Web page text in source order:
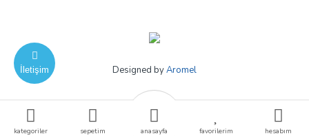
kategoriler sepetim anasayfa favorilerim hesabım
İletişim Designed byAromel